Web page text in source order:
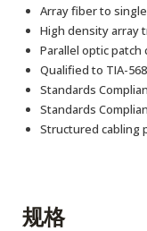
Array fiber to
High density array
Parallel optic patch
Qualified to TIA-
Standards
Standards
Structured cabling
规格